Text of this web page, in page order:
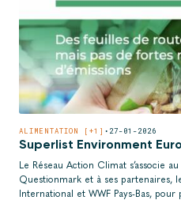
ALIMENTATION [+1] • 27-01-2026
Superlist Environment
Le Réseau Action Climat s’associe
Questionmark et à ses partenaires,
International et WWF Pays-Bas,